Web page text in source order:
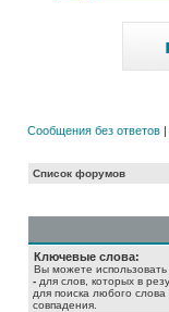
Сообщения без ответов |
Список форумов
Ключевые слова:
Вы можете использовать
- для слов, которых в
для поиска любого слова
совпадения.